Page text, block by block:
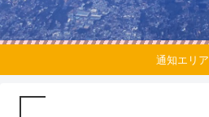
通知エリア